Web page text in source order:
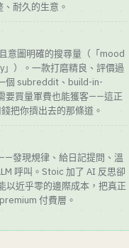
耐久的生意。
意圖明確的搜尋量（「mood
）。一款打磨精良、評價過
個 subreddit、build-in-
要買量軍費也能獲客——這正
把你擠出去的那條道。
發現規律、給日記提問、溫
呼叫。Stoic 加了 AI 反思卻
以近乎零的邊際成本，把真正
付費層。